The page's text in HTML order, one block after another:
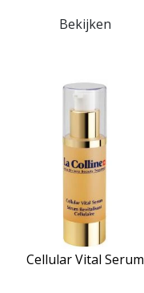
Bekijken
Cellular Vital Serum